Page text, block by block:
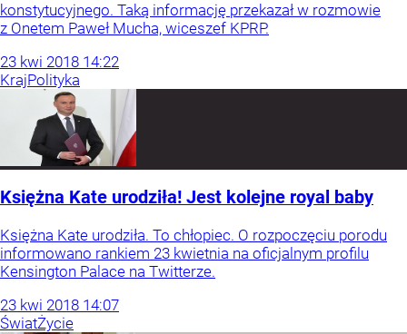
konstytucyjnego. Taką informację przekazał w rozmowie
z Onetem Paweł Mucha, wiceszef KPRP.
23 kwi 2018 14:22
KrajPolityka
Księżna Kate urodziła! Jest kolejne royal baby
Księżna Kate urodziła. To chłopiec. O rozpoczęciu porodu
informowano rankiem 23 kwietnia na oficjalnym profilu
Kensington Palace na Twitterze.
23 kwi 2018 14:07
ŚwiatŻycie